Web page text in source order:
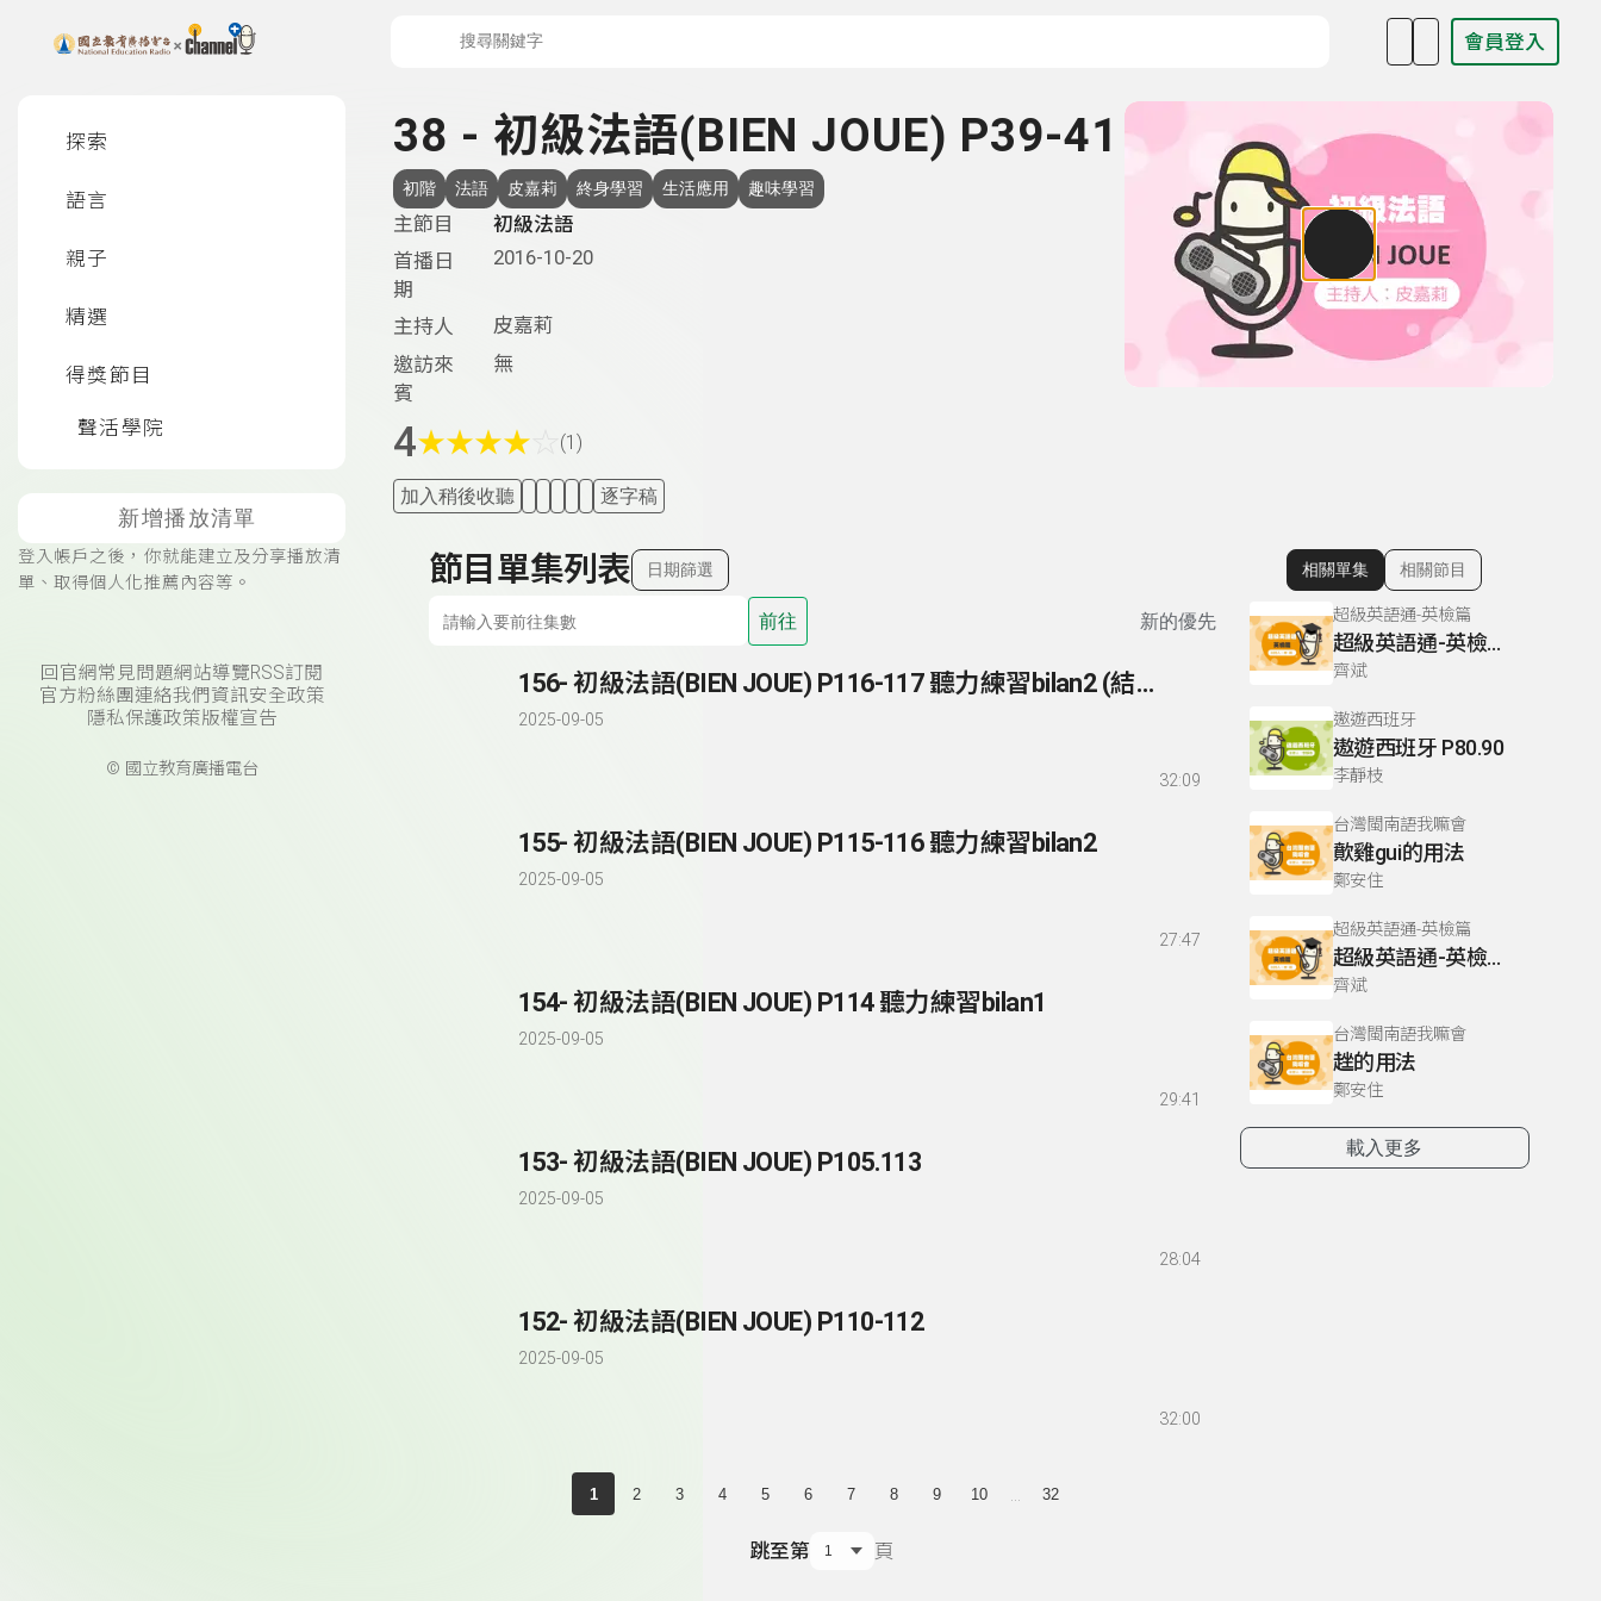
上方功能區塊 會員登入
探索
語言
親子
精選
得獎節目
聲活學院
新增播放清單
登入帳戶之後，你就能建立及分享播放清
單、取得個人化推薦內容等。
回官網常見問題網站導覽RSS訂閱
官方粉絲團連絡我們 資訊安全政策
隱私保護政策版權宣告
© 國立教育廣播電台
38 - 初級法語(BIEN JOUE) P39-41
初階 法語 皮嘉莉 終身學習 生活應用 趣味學習
主節目
初級法語
首播日
期
2016-10-20
主持人
皮嘉莉
邀訪來
賓
無
4★★★★ (1)
加入稍後收聽 逐字稿
節目單集列表 日期篩選
前往 新的優先
156- 初級法語(BIEN JOUE) P116-117 聽力練習bilan2 (結束)
2025-09-05
32:09
155- 初級法語(BIEN JOUE) P115-116 聽力練習bilan2
2025-09-05
27:47
154- 初級法語(BIEN JOUE) P114 聽力練習bilan1
2025-09-05
29:41
153- 初級法語(BIEN JOUE) P105.113
2025-09-05
28:04
152- 初級法語(BIEN JOUE) P110-112
2025-09-05
32:00
1 2 3 4 5 6 7 8 9 10 32
跳至第 頁
顯示相關單集
相關單集 相關節目
超級英語通-英檢篇
超級英語通-英檢篇 083 Cloze Test/段落填空-13
齊斌
遨遊西班牙
遨遊西班牙 P80.90
李靜枝
台灣閩南語我嘛會
歕雞gui的用法
鄭安住
超級英語通-英檢篇
超級英語通-英檢篇 035 Weekend Trip- 週末旅遊
齊斌
台灣閩南語我嘛會
趖的用法
鄭安住
載入更多